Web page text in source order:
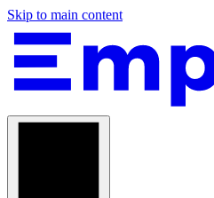
Skip to main content